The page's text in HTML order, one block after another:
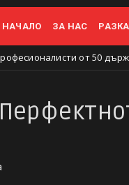
НАЧАЛО ЗА НАС
50 държави се събраха в